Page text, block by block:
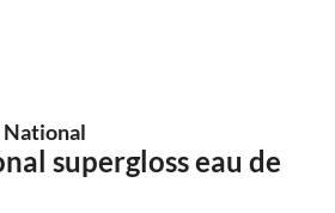
National
supergloss eau de